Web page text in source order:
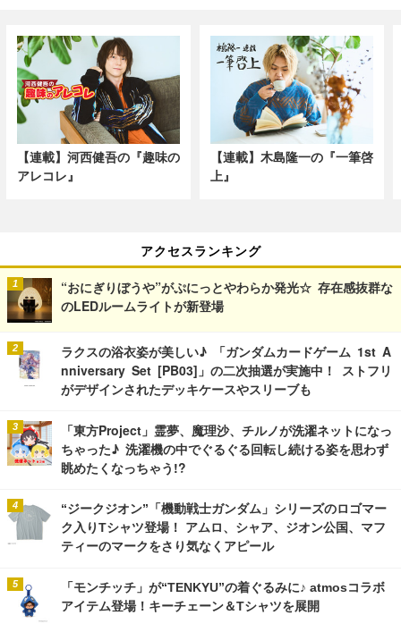
【連載】河西健吾の『趣味の
アレコレ』
【連載】木島隆一の『一筆啓
上』
アクセスランキング
“おにぎりぼうや”がぷにっとやわらか発光☆ 存在感抜群な
のLEDルームライトが新登場
ラクスの浴衣姿が美しい♪ 「ガンダムカードゲーム 1st A
nniversary Set [PB03]」の二次抽選が実施中！ ストフリ
がデザインされたデッキケースやスリーブも
「東方Project」霊夢、魔理沙、チルノが洗濯ネットになっ
ちゃった♪ 洗濯機の中でぐるぐる回転し続ける姿を思わず
眺めたくなっちゃう!?
“ジークジオン”「機動戦士ガンダム」シリーズのロゴマー
ク入りTシャツ登場！ アムロ、シャア、ジオン公国、マフ
ティーのマークをさり気なくアピール
「モンチッチ」が“TENKYU”の着ぐるみに♪ atmosコラボ
アイテム登場！キーチェーン＆Tシャツを展開